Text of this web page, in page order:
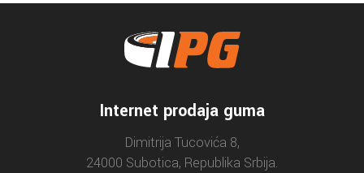
Internet prodaja guma
Dimitrija Tucovića 8,
24000 Subotica, Republika Srbija.